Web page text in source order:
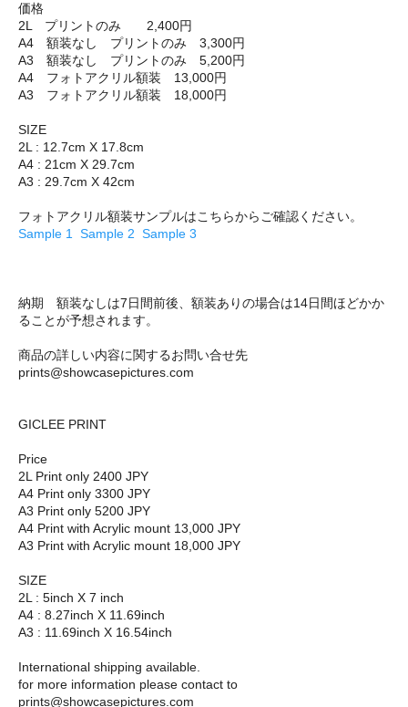
価格
2L プリントのみ 2,400円
A4 額装なし プリントのみ 3,300円
A3 額装なし プリントのみ 5,200円
A4 フォトアクリル額装 13,000円
A3 フォトアクリル額装 18,000円
SIZE
2L : 12.7cm X 17.8cm
A4 : 21cm X 29.7cm
A3 : 29.7cm X 42cm
フォトアクリル額装サンプルはこちらからご確認ください。
Sample 1
Sample 2 Sample 3
納期 額装なしは7日間前後、額装ありの場合は14日間ほどかか
ることが予想されます。
商品の詳しい内容に関するお問い合せ先
prints@showcasepictures.com
GICLEE PRINT
Price
2L Print only 2400 JPY
A4 Print only 3300 JPY
A3 Print only 5200 JPY
A4 Print with Acrylic mount 13,000 JPY
A3 Print with Acrylic mount 18,000 JPY
SIZE
2L : 5inch X 7 inch
A4 : 8.27inch X 11.69inch
A3 : 11.69inch X 16.54inch
International shipping available.
for more information please contact to
prints@showcasepictures.com